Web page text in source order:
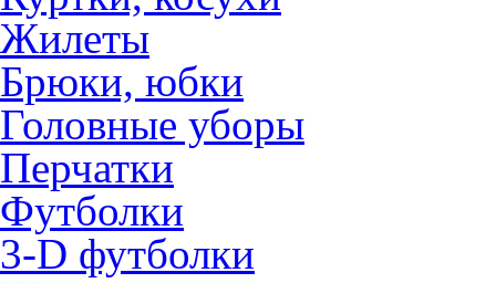
Жилеты
Брюки, юбки
Головные уборы
Перчатки
Футболки
3-D футболки